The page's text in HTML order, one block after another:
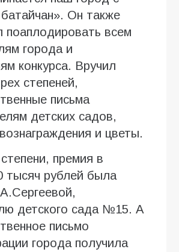
Он также
поаплодировать всем
города и
конкурса. Вручил
степеней,
письма
детских садов,
и цветы.
премия в
тысяч рублей была
детского сада №15. А
письмо
города получила